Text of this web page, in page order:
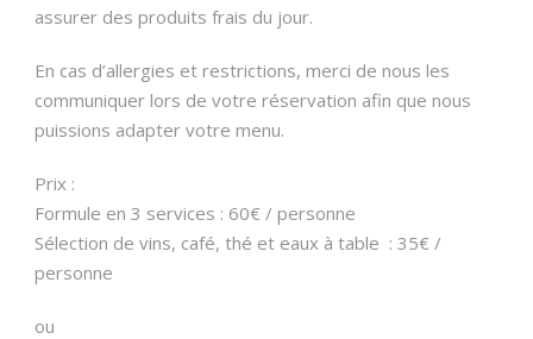
assurer des produits frais du jour.
En cas d’allergies et restrictions, merci de nous les
communiquer lors de votre réservation afin que nous
puissions adapter votre menu.
Prix :
Formule en 3 services : 60€ / personne
Sélection de vins, café, thé et eaux à table : 35€ /
personne
ou